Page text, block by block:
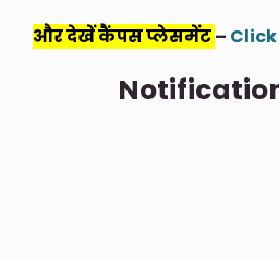
और देखें कैंपस प्लेसमेंट–